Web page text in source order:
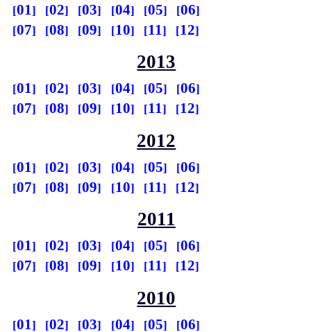
01 02 03 04 05
06
07
08 09 10 11 12
2013
01 02 03 04 05
06
07
08 09 10 11 12
2012
01 02 03 04 05
06
07
08 09 10 11 12
2011
01 02 03 04 05
06
07
08 09 10 11 12
2010
01 02 03 04 05
06